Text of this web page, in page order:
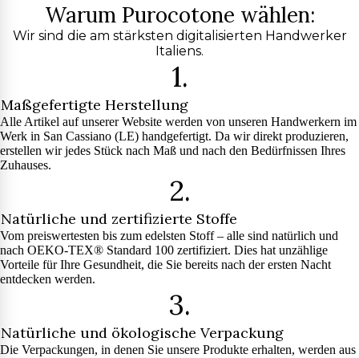
Warum Purocotone wählen:
Wir sind die am stärksten digitalisierten Handwerker
Italiens.
1.
Maßgefertigte Herstellung
Alle Artikel auf unserer Website werden von unseren Handwerkern im
Werk in San Cassiano (LE) handgefertigt. Da wir direkt produzieren,
erstellen wir jedes Stück nach Maß und nach den Bedürfnissen Ihres
Zuhauses.
2.
Natürliche und zertifizierte Stoffe
Vom preiswertesten bis zum edelsten Stoff – alle sind natürlich und
nach OEKO-TEX® Standard 100 zertifiziert. Dies hat unzählige
Vorteile für Ihre Gesundheit, die Sie bereits nach der ersten Nacht
entdecken werden.
3.
Natürliche und ökologische Verpackung
Die Verpackungen, in denen Sie unsere Produkte erhalten, werden aus